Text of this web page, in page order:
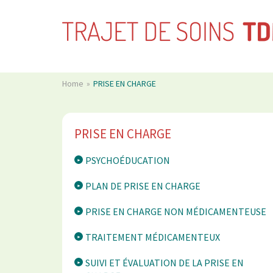
Home PRISE EN CHARGE
PRISE EN CHARGE
PSYCHOÉDUCATION
PLAN DE PRISE EN CHARGE
PRISE EN CHARGE NON MÉDICAMENTEUSE
TRAITEMENT MÉDICAMENTEUX
SUIVI ET ÉVALUATION DE LA PRISE EN